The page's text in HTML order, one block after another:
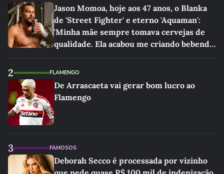
Jason Momoa, hoje aos 47 anos, o Blanka
de 'Street Fighter' e eterno 'Aquaman':
'Minha mãe sempre tomava cervejas de
qualidade. Ela acabou me criando bebendo
2 FLAMENGO
De Arrascaeta vai gerar bom lucro ao
Flamengo
3 FAMOSOS
Deborah Secco é processada por vizinho